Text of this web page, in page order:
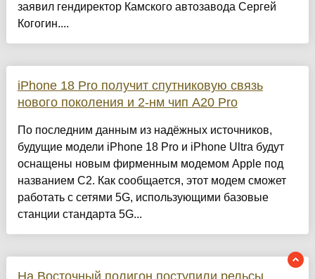
заявил гендиректор Камского автозавода Сергей
Когогин....
iPhone 18 Pro получит спутниковую связь
нового поколения и 2-нм чип A20 Pro
По последним данным из надёжных источников,
будущие модели iPhone 18 Pro и iPhone Ultra будут
оснащены новым фирменным модемом Apple под
названием C2. Как сообщается, этот модем сможет
работать с сетями 5G, использующими базовые
станции стандарта 5G...